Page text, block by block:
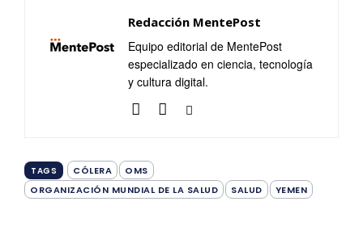
Redacción MentePost
Equipo editorial de MentePost
especializado en ciencia, tecnología
y cultura digital.
TAGS CÓLERA
OMS
ORGANIZACIÓN MUNDIAL DE LA SALUD
SALUD YEMEN